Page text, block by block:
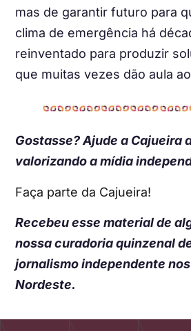
mas de garantir futuro para
clima de emergência há
reinventado para produzir
que muitas vezes dão aula
Gostasse? Ajude a Cajueira
valorizando a mídia
Faça parte da Cajueira!
Recebeu esse material de
nossa curadoria quinzenal
jornalismo independente
Nordeste.